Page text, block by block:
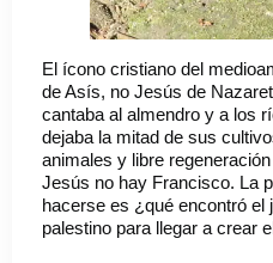
El ícono cristiano del
de Asís, no Jesús de
cantaba al almendro y a los
dejaba la mitad de sus
animales y libre
Jesús no hay Francisco. La
hacerse es ¿qué encontró el
palestino para llegar a crear